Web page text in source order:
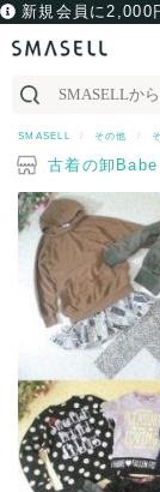
新規会員に2,000
SMASELL その他
古着の卸Babe